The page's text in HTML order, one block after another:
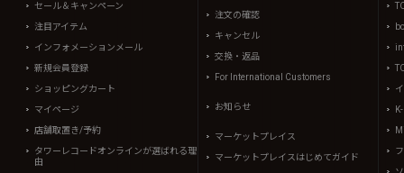
セール＆キャンペーン
注目アイテム
インフォメーションメール
新規会員登録
ショッピングカート
マイページ
店舗取置き/予約
タワーレコードオンラインが選ばれる理
由
注文の確認
キャンセル
交換・返品
For International Customers
お知らせ
マーケットプレイス
マーケットプレイスはじめてガイド